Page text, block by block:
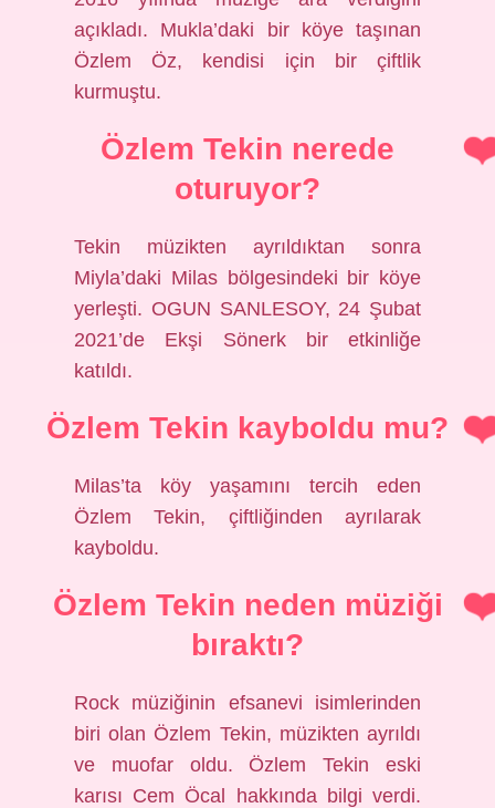
açıkladı. Mukla’daki bir köye taşınan
Özlem Öz, kendisi için bir çiftlik
kurmuştu.
Özlem Tekin nerede
oturuyor?
Tekin müzikten ayrıldıktan sonra
Miyla’daki Milas bölgesindeki bir köye
yerleşti. OGUN SANLESOY, 24 Şubat
2021’de Ekşi Sönerk bir etkinliğe
katıldı.
Özlem Tekin kayboldu mu?
Milas’ta köy yaşamını tercih eden
Özlem Tekin, çiftliğinden ayrılarak
kayboldu.
Özlem Tekin neden müziği
bıraktı?
Rock müziğinin efsanevi isimlerinden
biri olan Özlem Tekin, müzikten ayrıldı
ve muofar oldu. Özlem Tekin eski
karısı Cem Öcal hakkında bilgi verdi.